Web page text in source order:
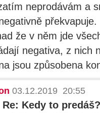
neprodávám a
že v něm jde
negativa, z nich
jsou způsobena
03.12.2019 20:55
Re: Kedy to predáš?